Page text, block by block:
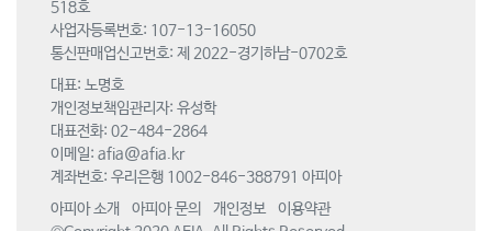
518호
사업자등록번호: 107-13-16050
통신판매업신고번호: 제 2022-경기하남-0702호
대표: 노명호
개인정보책임관리자: 유성학
대표전화: 02-484-2864
이메일: afia@afia.kr
계좌번호: 우리은행 1002-846-388791 아피아
아피아 소개
아피아 문의 개인정보
이용약관